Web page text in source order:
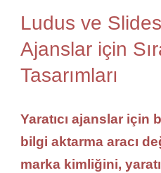
Ludus ve Slides
Ajanslar için
Tasarımları
Yaratıcı ajanslar için
bilgi aktarma aracı
marka kimliğini,